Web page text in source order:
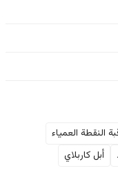
النقطة العمياء
أبل كاربلاي